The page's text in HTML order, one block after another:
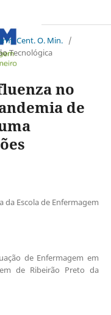
Cent. O. Min. /
Tecnológica
no
de
da Escola de Enfermagem
de Enfermagem em
de Ribeirão Preto da